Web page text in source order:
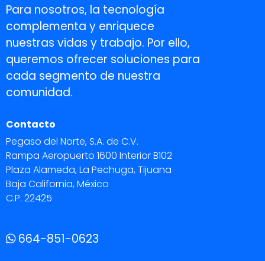
Para nosotros, la tecnología
complementa y enriquece
nuestras vidas y trabajo. Por ello,
queremos ofrecer soluciones para
cada segmento de nuestra
comunidad.
Contacto
Pegaso del Norte, S.A. de C.V.
Rampa Aeropuerto 1600 Interior B102
Plaza Alameda, La Pechuga, Tijuana
Baja California, México
C.P. 22425
664-851-0623